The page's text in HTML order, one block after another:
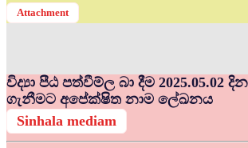
Attachment
විද්‍යා පීඨ පත්වීම්ල බා දීම 2025.05.02
ගැනීමට අපේක්ෂිත නාම ලේඛනය
Sinhala mediam